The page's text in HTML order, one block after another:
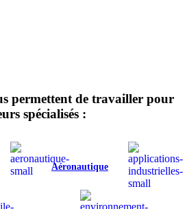
permettent de travailler pour
spécialisés :
Aéronautique